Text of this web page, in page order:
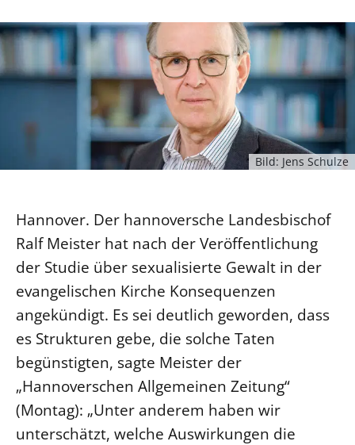
Bild: Jens Schulze
Hannover. Der hannoversche Landesbischof
Ralf Meister hat nach der Veröffentlichung
der Studie über sexualisierte Gewalt in der
evangelischen Kirche Konsequenzen
angekündigt. Es sei deutlich geworden, dass
es Strukturen gebe, die solche Taten
begünstigten, sagte Meister der
„Hannoverschen Allgemeinen Zeitung“
(Montag): „Unter anderem haben wir
unterschätzt, welche Auswirkungen die
Kirche und Finanzen
Personalausschuss
LANDESKIRCHENAMT
Willkommen
Kollegium
Abteilungen des Landeskirchenamts
Fachstelle Sexualisierte Gewalt
Beschwerdestellen
Kirchenämter
Gleichstellung
Datenschutz
Geschäftsstelle Landessynode
LANDESSYNODE
27. Landessynode
Kontakt
Evangelische Kirche
Lutherische Kirche
Glaubensbekenntnis
Positionen
Ökumene
Religionen
Gegen Gewalt
KLIMASCHUTZ
Nachhaltigkeit
Erneuerbare Energien
Mobilität
Naturschutz
Impressum
Datenschutz
Kontakt
Barrierefreiheit
Freie Stellen
Service für Gemeinden